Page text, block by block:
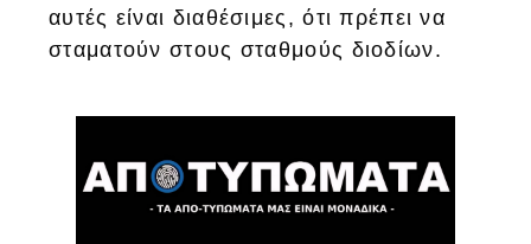
αυτές είναι διαθέσιμες, ότι πρέπει να
σταματούν στους σταθμούς διοδίων.